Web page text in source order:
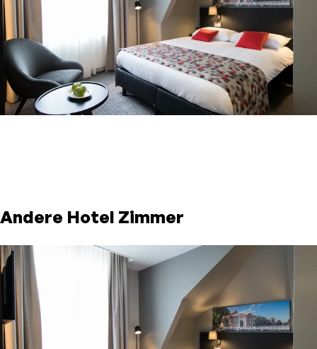
Andere Hotel Zimmer